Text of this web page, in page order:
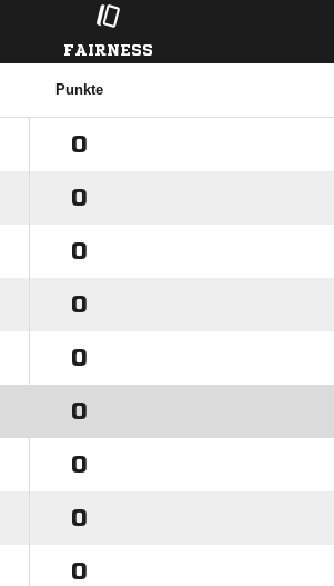
FAIRNESS
Punkte
0
0
0
0
0
0
0
0
0